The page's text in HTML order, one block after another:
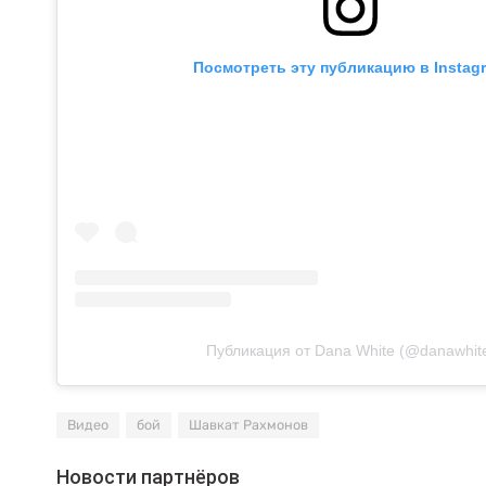
Посмотреть эту публикацию в
Публикация от Dana White
Видео бой Шавкат Рахмонов